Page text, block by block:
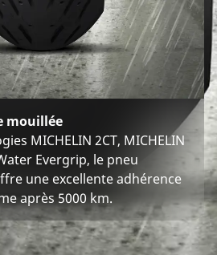
mouillée
MICHELIN 2CT, MICHELIN
Evergrip, le pneu
une excellente adhérence
après 5000 km.